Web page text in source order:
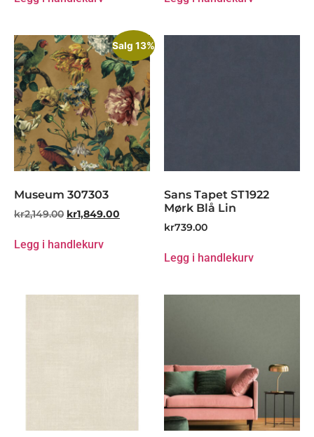
Salg 13%
Museum 307303
kr2,149.00 kr1,849.00
Legg i handlekurv
Sans Tapet ST1922
Mørk Blå Lin
kr739.00
Legg i handlekurv